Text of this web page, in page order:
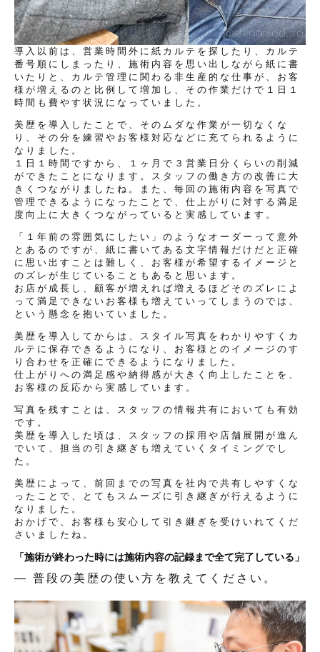
導入以前は、営業時間外に紙カルテを探したり、カルテ
番号順にしまったり、施術内容を思い出しながら紙に書
いたりと、カルテ管理に関わる非生産的な仕事が、お客
様が増えるのと比例して増加し、その作業だけで１日１
時間も費やす状況になっていました。
美歴を導入したことで、そのムダな作業が一切なくな
り、その分を練習やお客様対応などに充てられるように
なりました。
１日１時間ですから、１ヶ月で３営業日分くらいの削減
ができたことになります。スタッフの働き方の改善に大
きくつながりましたね。また、毎回の施術内容を写真で
管理できるようになったことで、仕上がりに対する満足
度向上に大きくつながっていると実感しています。
「１年前の雰囲気にしたい」のようなオーダーって意外
とあるのですが、紙に書いてある文字情報だけだと正確
に思い出すことは難しく、お客様が希望するイメージと
のズレが生じていることもあると思います。
お店が成長し、顧客が増えれば増えるほどそのズレによ
って満足できないお客様も増えていってしまうのでは、
という懸念を抱いていました。
美歴を導入してからは、スタイル写真をわかりやすくカ
ルテに保存できるようになり、お客様とのイメージのす
り合わせを正確にできるようになりました。
仕上がりへの満足感や納得感が大きく向上したことを、
お客様の反応から実感しています。
写真を残すことは、スタッフの情報共有においても有効
です。
美歴を導入した頃は、スタッフの採用や店舗展開が進ん
でいて、担当の引き継ぎも増えていくタイミングでし
た。
美歴によって、前回までの写真を社内で共有しやすくな
ったことで、とてもスムーズに引き継ぎが行えるように
なりました。
おかげで、お客様も安心して引き継ぎを受けいれてくだ
さいましたね。
「施術が終わった時には施術内容の記録まで全て完了している」
— 普段の美歴の使い方を教えてください。